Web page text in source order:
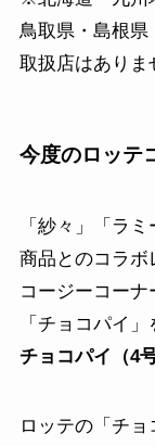
鳥取県・島根県
取扱店はありま
今度のロッテ
「紗々」「ラ
商品とのコラボ
コージーコー
「チョコパイ
チョコパイ（4号
ロッテの「チ